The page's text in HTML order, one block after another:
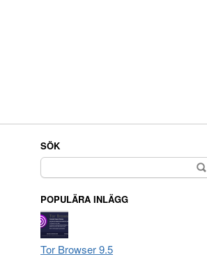
SÖK
Sök
efter:
POPULÄRA INLÄGG
Tor Browser 9.5